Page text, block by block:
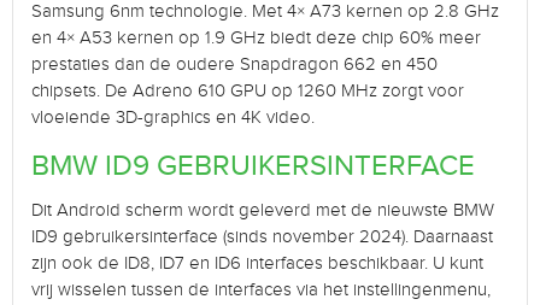
Samsung 6nm technologie. Met 4× A73 kernen op 2.8 GHz
en 4× A53 kernen op 1.9 GHz biedt deze chip 60% meer
prestaties dan de oudere Snapdragon 662 en 450
chipsets. De Adreno 610 GPU op 1260 MHz zorgt voor
vloeiende 3D-graphics en 4K video.
BMW ID9 GEBRUIKERSINTERFACE
Dit Android scherm wordt geleverd met de nieuwste BMW
ID9 gebruikersinterface (sinds november 2024). Daarnaast
zijn ook de ID8, ID7 en ID6 interfaces beschikbaar. U kunt
vrij wisselen tussen de interfaces via het instellingenmenu,